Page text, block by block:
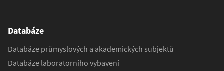
Databáze
Databáze průmyslových a akademických subjektů
Databáze laboratorního vybavení